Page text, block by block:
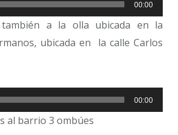
00:00
a la olla ubicada en la
ubicada en la calle Carlos
00:00
al barrio 3 ombúes